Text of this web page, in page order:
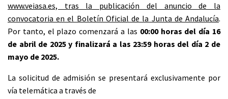
www.veiasa.es, tras la publicación del anuncio de la
convocatoria en el Boletín Oficial de la Junta de Andalucía.
Por tanto, el plazo comenzará a las 00:00 horas del día 16
de abril de 2025 y finalizará a las 23:59 horas del día 2 de
mayo de 2025.
La solicitud de admisión se presentará exclusivamente por
vía telemática a través de